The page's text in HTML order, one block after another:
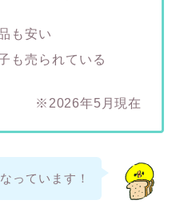
も安い
も売られている
※2026年5月現在
っています！